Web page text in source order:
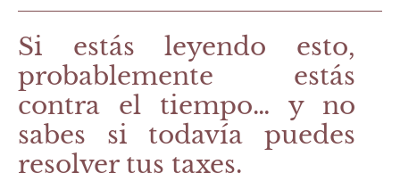
Si estás leyendo esto,
probablemente estás
contra el tiempo… y no
sabes si todavía puedes
resolver tus taxes.